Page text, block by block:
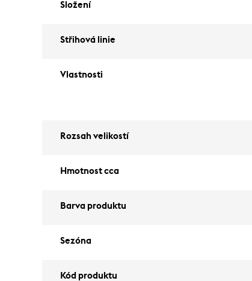
Složení
Střihová linie
Vlastnosti
Rozsah velikostí
Hmotnost cca
Barva produktu
Sezóna
Kód produktu